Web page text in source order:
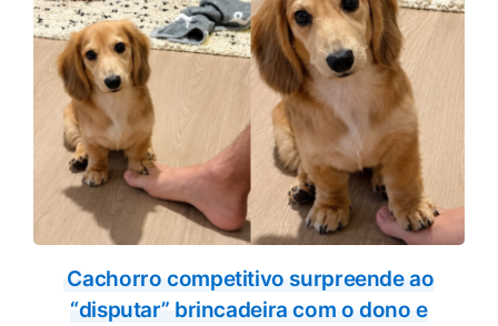
Cachorro competitivo surpreende ao
“disputar” brincadeira com o dono e